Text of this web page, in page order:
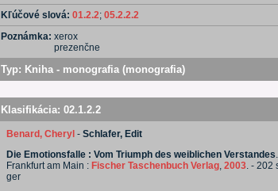
Kľúčové slová: 01.2.2; 05.2.2.2
Poznámka: xerox
prezenčne
Typ: Kniha - monografia (monografia)
Klasifikácia: 02.1.2.2
Benard, Cheryl - Schlafer, Edit
Die Emotionsfalle : Vom Triumph des weiblichen Verstandes
Frankfurt am Main : Fischer Taschenbuch Verlag, 2003. - 202
ger